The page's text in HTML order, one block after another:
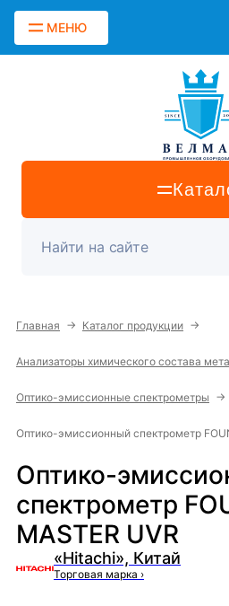
МЕНЮ
Главная → Каталог продукции →
Анализаторы химического состава
Оптико-эмиссионные спектрометры →
Оптико-эмиссионный спектрометр
Оптико-
спектрометр
MASTER UVR
«Hitachi», Китай
Торговая марка ›